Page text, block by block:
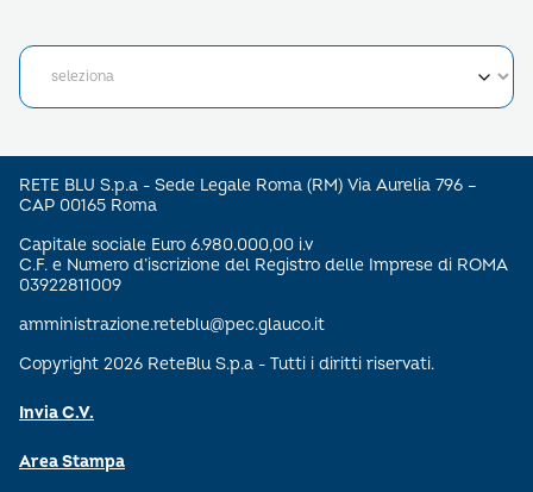
RETE BLU S.p.a - Sede Legale Roma (RM) Via Aurelia 796 –
CAP 00165 Roma
Capitale sociale Euro 6.980.000,00 i.v
C.F. e Numero d’iscrizione del Registro delle Imprese di ROMA
03922811009
amministrazione.reteblu@pec.glauco.it
Copyright 2026 ReteBlu S.p.a - Tutti i diritti riservati.
Invia C.V.
Area Stampa